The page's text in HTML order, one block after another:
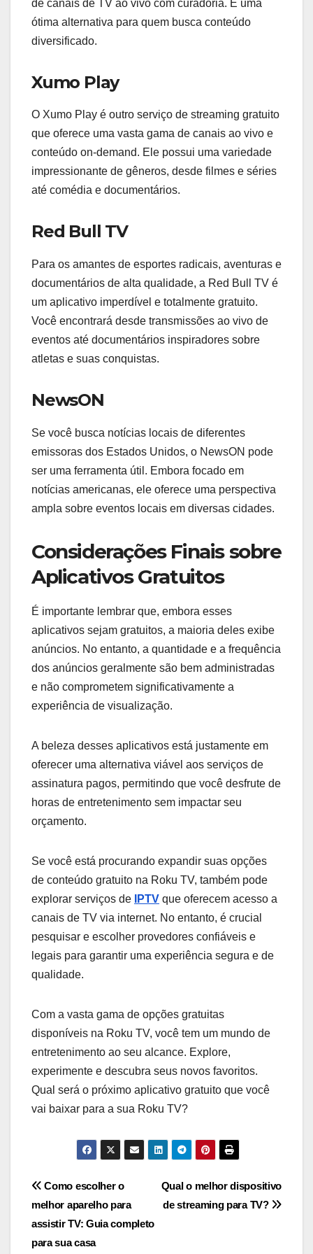
de canais de TV ao vivo com curadoria. É uma
ótima alternativa para quem busca conteúdo
diversificado.
Xumo Play
O Xumo Play é outro serviço de streaming gratuito
que oferece uma vasta gama de canais ao vivo e
conteúdo on-demand. Ele possui uma variedade
impressionante de gêneros, desde filmes e séries
até comédia e documentários.
Red Bull TV
Para os amantes de esportes radicais, aventuras e
documentários de alta qualidade, a Red Bull TV é
um aplicativo imperdível e totalmente gratuito.
Você encontrará desde transmissões ao vivo de
eventos até documentários inspiradores sobre
atletas e suas conquistas.
NewsON
Se você busca notícias locais de diferentes
emissoras dos Estados Unidos, o NewsON pode
ser uma ferramenta útil. Embora focado em
notícias americanas, ele oferece uma perspectiva
ampla sobre eventos locais em diversas cidades.
Considerações Finais sobre
Aplicativos Gratuitos
É importante lembrar que, embora esses
aplicativos sejam gratuitos, a maioria deles exibe
anúncios. No entanto, a quantidade e a frequência
dos anúncios geralmente são bem administradas
e não comprometem significativamente a
experiência de visualização.
A beleza desses aplicativos está justamente em
oferecer uma alternativa viável aos serviços de
assinatura pagos, permitindo que você desfrute de
horas de entretenimento sem impactar seu
orçamento.
Se você está procurando expandir suas opções
de conteúdo gratuito na Roku TV, também pode
explorar serviços de
IPTV que oferecem acesso a
canais de TV via internet. No entanto, é crucial
pesquisar e escolher provedores confiáveis e
legais para garantir uma experiência segura e de
qualidade.
Com a vasta gama de opções gratuitas
disponíveis na Roku TV, você tem um mundo de
entretenimento ao seu alcance. Explore,
experimente e descubra seus novos favoritos.
Qual será o próximo aplicativo gratuito que você
vai baixar para a sua Roku TV?
Navegação
de
Post
Qual o melhor dispositivo
de streaming para TV?
Como escolher o
melhor aparelho para
assistir TV: Guia completo
para sua casa